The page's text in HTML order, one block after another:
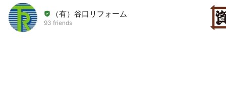
（有）谷口リフォーム
93 friends